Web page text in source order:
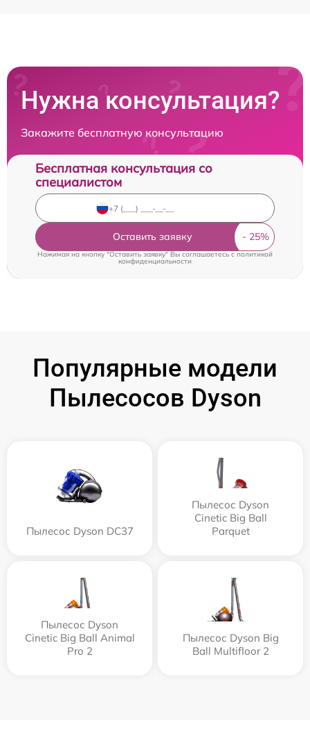
Нужна консультация?
Закажите бесплатную консультацию
Бесплатная консультация со
специалистом
Оставить заявку
Нажимая на кнопку "Оставить заявку" Вы соглашаетесь cполитикой
конфиденциальности
Популярные модели
Пылесосов Dyson
Пылесос Dyson DC37
Пылесос Dyson
Cinetic Big Ball
Parquet
Пылесос Dyson
Cinetic Big Ball Animal
Pro 2
Пылесос Dyson Big
Ball Multifloor 2